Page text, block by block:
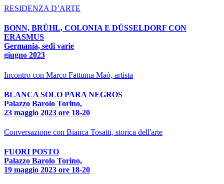
RESIDENZA D’ARTE
BONN, BRÜHL, COLONIA E DÜSSELDORF CON
ERASMUS
Germania, sedi varie
giugno 2023
Incontro con Marco Fattuma Maò, artista
BLANCA SOLO PARA NEGROS
Palazzo Barolo Torino,
23 maggio 2023 ore 18-20
Conversazione con Bianca Tosatti, storica dell'arte
FUORI POSTO
Palazzo Barolo Torino,
19 maggio 2023 ore 18-20